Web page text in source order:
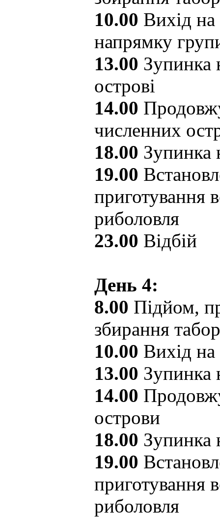
10.00 Вихід
напрямку
13.00 Зупинка
острові
14.00
численних
18.00 Зупинка
19.00
приготування
риболовля
23.00 Відбій
День 4:
8.00 Підйом,
збирання
10.00 Вихід на
13.00 Зупинка
14.00
острови
18.00 Зупинка
19.00
приготування
риболовля